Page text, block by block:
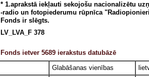
* 1.aprakstā iekļauti sekojošu nacionalizētu
-radio un fotopiederumu rūpnīca
Fonds ir slēgts.
LV_LVA_F 378
Fonds ietver 5689 ierakstus datubāzē
Glabāšanas vienības